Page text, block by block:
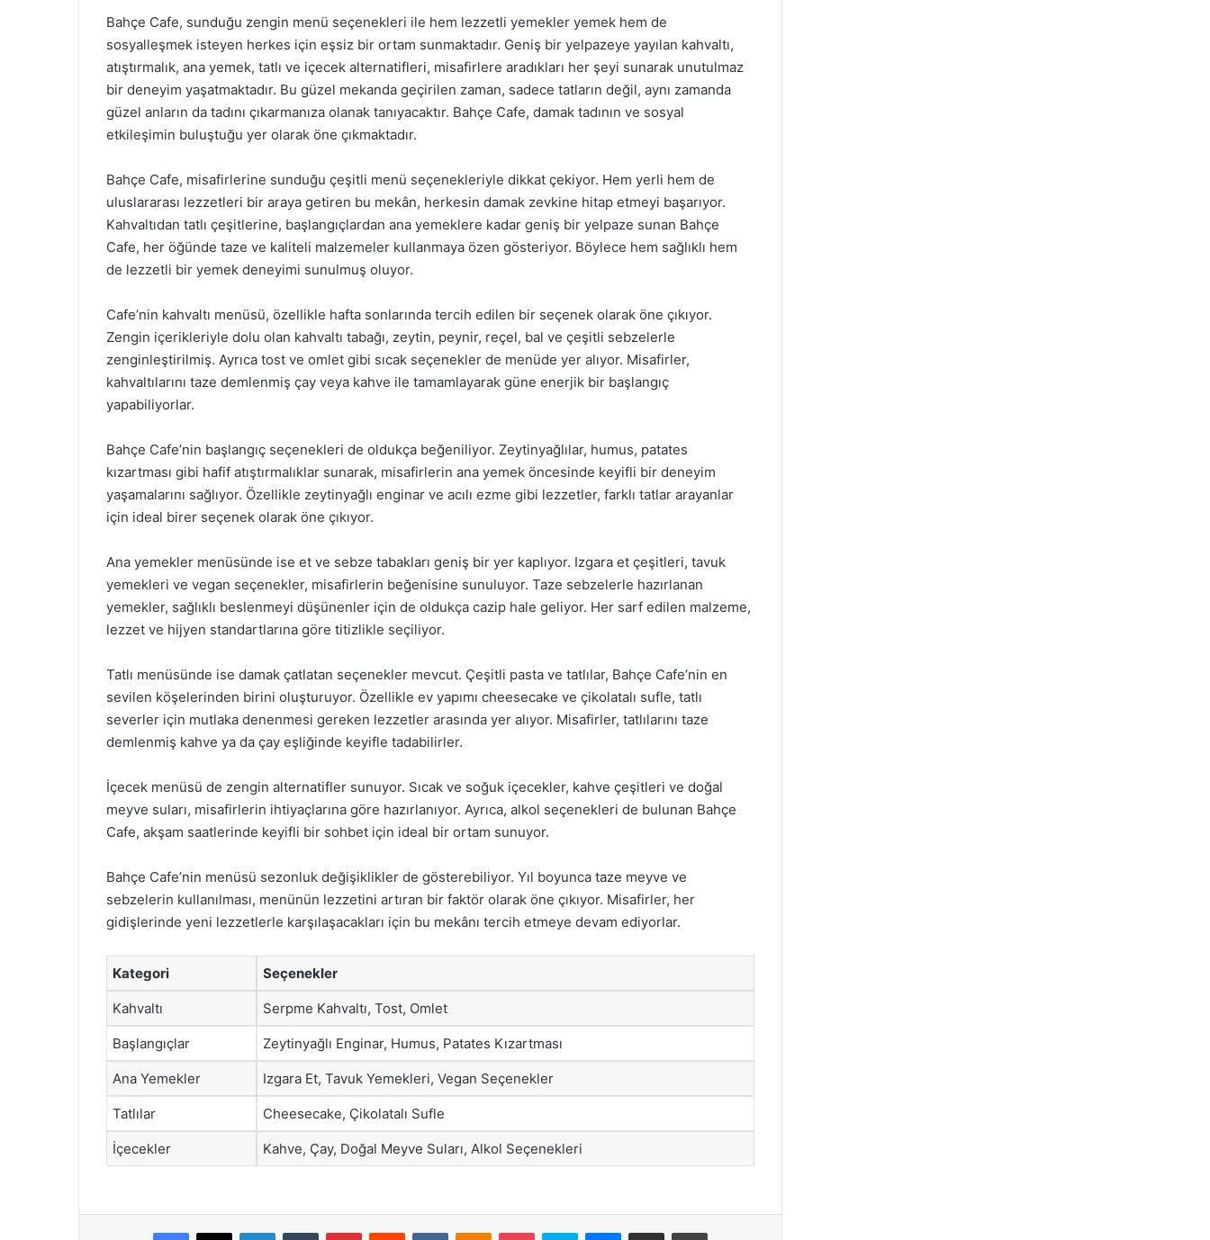
Bahçe Cafe, sunduğu zengin menü seçenekleri ile hem lezzetli yemekler yemek hem de
sosyalleşmek isteyen herkes için eşsiz bir ortam sunmaktadır. Geniş bir yelpazeye yayılan kahvaltı,
atıştırmalık, ana yemek, tatlı ve içecek alternatifleri, misafirlere aradıkları her şeyi sunarak unutulmaz
bir deneyim yaşatmaktadır. Bu güzel mekanda geçirilen zaman, sadece tatların değil, aynı zamanda
güzel anların da tadını çıkarmanıza olanak tanıyacaktır. Bahçe Cafe, damak tadının ve sosyal
etkileşimin buluştuğu yer olarak öne çıkmaktadır.
Bahçe Cafe, misafirlerine sunduğu çeşitli menü seçenekleriyle dikkat çekiyor. Hem yerli hem de
uluslararası lezzetleri bir araya getiren bu mekân, herkesin damak zevkine hitap etmeyi başarıyor.
Kahvaltıdan tatlı çeşitlerine, başlangıçlardan ana yemeklere kadar geniş bir yelpaze sunan Bahçe
Cafe, her öğünde taze ve kaliteli malzemeler kullanmaya özen gösteriyor. Böylece hem sağlıklı hem
de lezzetli bir yemek deneyimi sunulmuş oluyor.
Cafe’nin kahvaltı menüsü, özellikle hafta sonlarında tercih edilen bir seçenek olarak öne çıkıyor.
Zengin içerikleriyle dolu olan kahvaltı tabağı, zeytin, peynir, reçel, bal ve çeşitli sebzelerle
zenginleştirilmiş. Ayrıca tost ve omlet gibi sıcak seçenekler de menüde yer alıyor. Misafirler,
kahvaltılarını taze demlenmiş çay veya kahve ile tamamlayarak güne enerjik bir başlangıç
yapabiliyorlar.
Bahçe Cafe’nin başlangıç seçenekleri de oldukça beğeniliyor. Zeytinyağlılar, humus, patates
kızartması gibi hafif atıştırmalıklar sunarak, misafirlerin ana yemek öncesinde keyifli bir deneyim
yaşamalarını sağlıyor. Özellikle zeytinyağlı enginar ve acılı ezme gibi lezzetler, farklı tatlar arayanlar
için ideal birer seçenek olarak öne çıkıyor.
Ana yemekler menüsünde ise et ve sebze tabakları geniş bir yer kaplıyor. Izgara et çeşitleri, tavuk
yemekleri ve vegan seçenekler, misafirlerin beğenisine sunuluyor. Taze sebzelerle hazırlanan
yemekler, sağlıklı beslenmeyi düşünenler için de oldukça cazip hale geliyor. Her sarf edilen malzeme,
lezzet ve hijyen standartlarına göre titizlikle seçiliyor.
Tatlı menüsünde ise damak çatlatan seçenekler mevcut. Çeşitli pasta ve tatlılar, Bahçe Cafe’nin en
sevilen köşelerinden birini oluşturuyor. Özellikle ev yapımı cheesecake ve çikolatalı sufle, tatlı
severler için mutlaka denenmesi gereken lezzetler arasında yer alıyor. Misafirler, tatlılarını taze
demlenmiş kahve ya da çay eşliğinde keyifle tadabilirler.
İçecek menüsü de zengin alternatifler sunuyor. Sıcak ve soğuk içecekler, kahve çeşitleri ve doğal
meyve suları, misafirlerin ihtiyaçlarına göre hazırlanıyor. Ayrıca, alkol seçenekleri de bulunan Bahçe
Cafe, akşam saatlerinde keyifli bir sohbet için ideal bir ortam sunuyor.
Bahçe Cafe’nin menüsü sezonluk değişiklikler de gösterebiliyor. Yıl boyunca taze meyve ve
sebzelerin kullanılması, menünün lezzetini artıran bir faktör olarak öne çıkıyor. Misafirler, her
gidişlerinde yeni lezzetlerle karşılaşacakları için bu mekânı tercih etmeye devam ediyorlar.
Kategori Seçenekler
Kahvaltı Serpme Kahvaltı, Tost, Omlet
Başlangıçlar Zeytinyağlı Enginar, Humus, Patates Kızartması
Ana Yemekler Izgara Et, Tavuk Yemekleri, Vegan Seçenekler
Tatlılar Cheesecake, Çikolatalı Sufle
İçecekler Kahve, Çay, Doğal Meyve Suları, Alkol Seçenekleri
Facebook
X LinkedInTumblr PinterestReddit VKontakteOdnoklassniki
Pocket Skype Messenger
E-Posta ile paylaş Yazdır